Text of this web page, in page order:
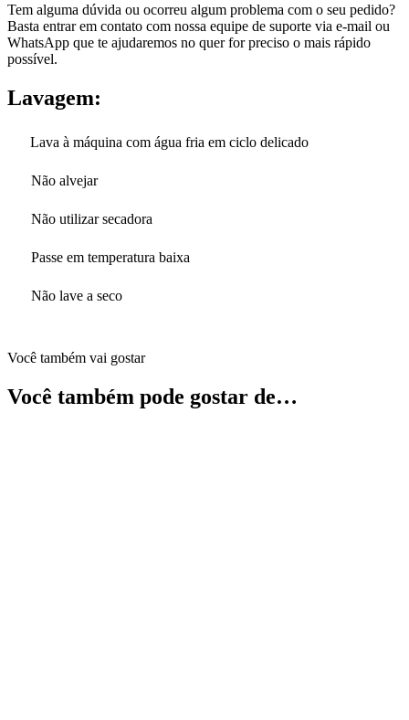
Tem alguma dúvida ou ocorreu algum problema com o seu pedido?
Basta entrar em contato com nossa equipe de suporte via e-mail ou
WhatsApp que te ajudaremos no quer for preciso o mais rápido
possível.
Lavagem:
Lava à máquina com água fria em ciclo delicado
Não alvejar
Não utilizar secadora
Passe em temperatura baixa
Não lave a seco
Você também vai gostar
Você também pode gostar de…